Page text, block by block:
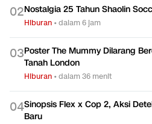
02Nostalgia 25 Tahun Shaolin
Hiburan •dalam 6 jam
03Poster The Mummy Dilarang
Tanah London
Hiburan •dalam 36 menit
04Sinopsis Flex x Cop 2, Aksi
Baru